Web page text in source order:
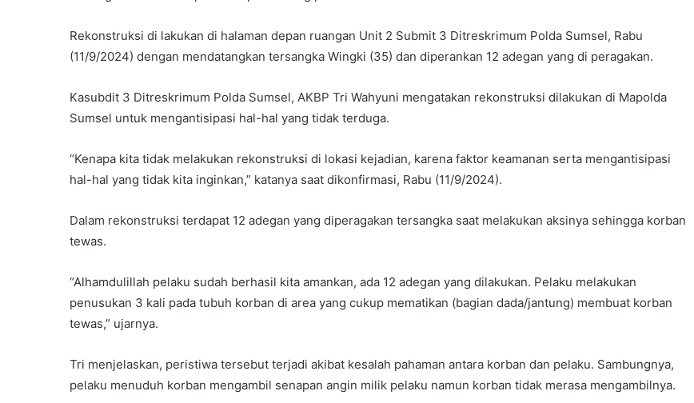
Rekonstruksi di lakukan di halaman depan ruangan Unit 2 Submit 3 Ditreskrimum Polda Sumsel, Rabu
(11/9/2024) dengan mendatangkan tersangka Wingki (35) dan diperankan 12 adegan yang di peragakan.
Kasubdit 3 Ditreskrimum Polda Sumsel, AKBP Tri Wahyuni mengatakan rekonstruksi dilakukan di Mapolda
Sumsel untuk mengantisipasi hal-hal yang tidak terduga.
“Kenapa kita tidak melakukan rekonstruksi di lokasi kejadian, karena faktor keamanan serta mengantisipasi
hal-hal yang tidak kita inginkan,” katanya saat dikonfirmasi, Rabu (11/9/2024).
Dalam rekonstruksi terdapat 12 adegan yang diperagakan tersangka saat melakukan aksinya sehingga korban
tewas.
“Alhamdulillah pelaku sudah berhasil kita amankan, ada 12 adegan yang dilakukan. Pelaku melakukan
penusukan 3 kali pada tubuh korban di area yang cukup mematikan (bagian dada/jantung) membuat korban
tewas,” ujarnya.
Tri menjelaskan, peristiwa tersebut terjadi akibat kesalah pahaman antara korban dan pelaku. Sambungnya,
pelaku menuduh korban mengambil senapan angin milik pelaku namun korban tidak merasa mengambilnya.